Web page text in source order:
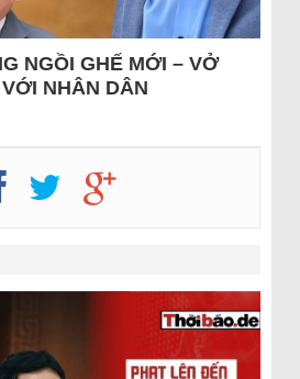
NGỒI GHẾ MỚI – VỞ
NHÂN DÂN